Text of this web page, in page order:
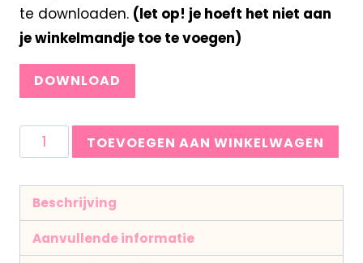
te downloaden. (let op! je hoeft het niet aan
je winkelmandje toe te voegen)
DOWNLOAD
TOEVOEGEN AAN WINKELWAGEN
Beschrijving
Aanvullende informatie